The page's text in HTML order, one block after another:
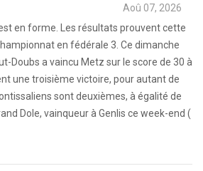
Aoû 07, 2026
en forme. Les résultats prouvent cette
en fédérale 3. Ce dimanche
Doubs a vaincu Metz sur le score de 30 à
une troisième victoire, pour autant de
sont deuxièmes, à égalité de
Dole, vainqueur à Genlis ce week-end (